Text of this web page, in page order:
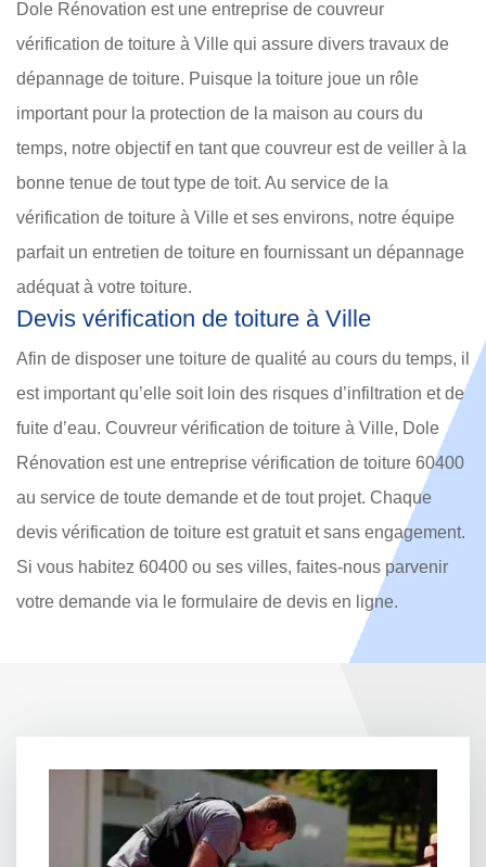
Dole Rénovation est une entreprise de couvreur
vérification de toiture à Ville qui assure divers travaux de
dépannage de toiture. Puisque la toiture joue un rôle
important pour la protection de la maison au cours du
temps, notre objectif en tant que couvreur est de veiller à la
bonne tenue de tout type de toit. Au service de la
vérification de toiture à Ville et ses environs, notre équipe
parfait un entretien de toiture en fournissant un dépannage
adéquat à votre toiture.
Devis vérification de toiture à Ville
Afin de disposer une toiture de qualité au cours du temps, il
est important qu’elle soit loin des risques d’infiltration et de
fuite d’eau. Couvreur vérification de toiture à Ville, Dole
Rénovation est une entreprise vérification de toiture 60400
au service de toute demande et de tout projet. Chaque
devis vérification de toiture est gratuit et sans engagement.
Si vous habitez 60400 ou ses villes, faites-nous parvenir
votre demande via le formulaire de devis en ligne.